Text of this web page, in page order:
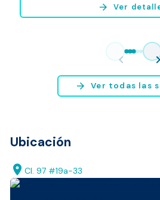
* Servicio disponible exclusivamente
Bogotá y Medellín.
arrow_forward Ver
chevron_left
arrow_forward Ver todas las
Ubicación
location_on Cl. 97 #19a-33